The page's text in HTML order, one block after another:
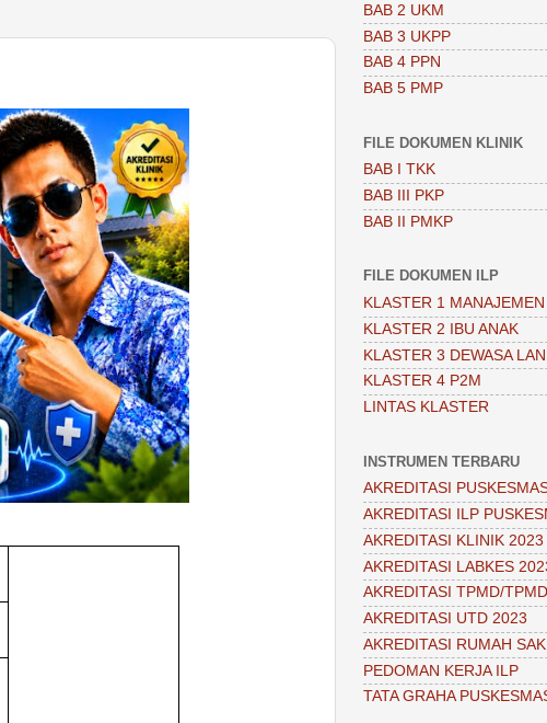
BAB 2 UKM
BAB 3 UKPP
BAB 4 PPN
BAB 5 PMP
FILE DOKUMEN KLINIK
BAB I TKK
BAB III PKP
BAB II PMKP
FILE DOKUMEN ILP
KLASTER 1 MANAJEMEN
KLASTER 2 IBU ANAK
KLASTER 3 DEWASA
KLASTER 4 P2M
LINTAS KLASTER
INSTRUMEN TERBARU
AKREDITASI
AKREDITASI ILP
AKREDITASI KLINIK 2023
AKREDITASI LABKES
AKREDITASI TPMD/
AKREDITASI UTD 2023
AKREDITASI RUMAH
PEDOMAN KERJA ILP
TATA GRAHA